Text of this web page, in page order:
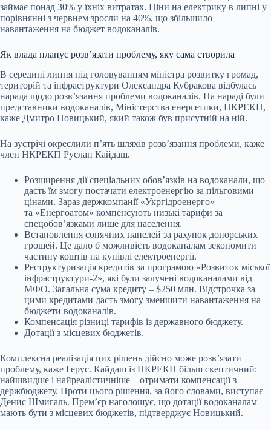
займає понад 30% у їхніх витратах. Ціни на електрику в липні у
порівнянні з червнем зросли на 40%, що збільшило
навантаження на бюджет водоканалів.
Як влада планує розвʼязати проблему, яку сама створила
В середині липня під головуванням міністра розвитку громад,
територій та інфраструктури Олександра Кубракова відбулась
нарада щодо розвʼязання проблеми водоканалів. На нараді були
представники водоканалів, Міністерства енергетики, НКРЕКП,
каже Дмитро Новицький, який також був присутній на ній.
На зустрічі окреслили пʼять шляхів розвʼязання проблеми, каже
член НКРЕКП Руслан Кайдаш.
Розширення дії спеціальних обовʼязків на водоканали, що
дасть їм змогу постачати електроенергію за пільговими
цінами. Зараз держкомпанії «Укргідроенерго»
та «Енергоатом» компенсують низькі тарифи за
спецобовʼязками лише для населення.
Встановлення сонячних панелей за рахунок донорських
грошей. Це дало б можливість водоканалам зекономити
частину коштів на купівлі електроенергії.
Реструктуризація кредитів за програмою «Розвиток міської
інфраструктури-2», які були залучені водоканалами від
МФО. Загальна сума кредиту – $250 млн. Відстрочка за
цими кредитами дасть змогу зменшити навантаження на
бюджети водоканалів.
Компенсація різниці тарифів із державного бюджету.
Дотації з місцевих бюджетів.
Комплексна реалізація цих рішень дійсно може розвʼязати
проблему, каже Герус. Кайдаш із НКРЕКП більш скептичний:
найшвидше і найреалістичніше – отримати компенсації з
держбюджету. Проти цього рішення, за його словами, виступає
Денис Шмигаль. Премʼєр наголошує, що дотації водоканалам
мають бути з місцевих бюджетів, підтверджує Новицький.